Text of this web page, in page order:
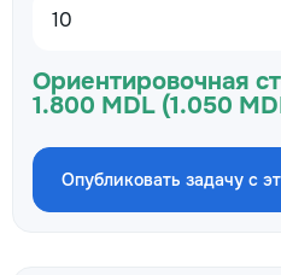
Ориентировочная
1.800 MDL (1.050
Опубликовать задачу с